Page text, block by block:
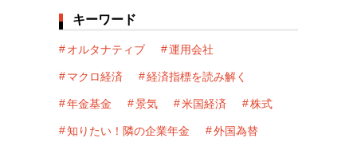
キーワード
オルタナティブ 運用会社
マクロ経済 経済指標を読み解く
年金基金 景気 米国経済 株式
知りたい！隣の企業年金 外国為替